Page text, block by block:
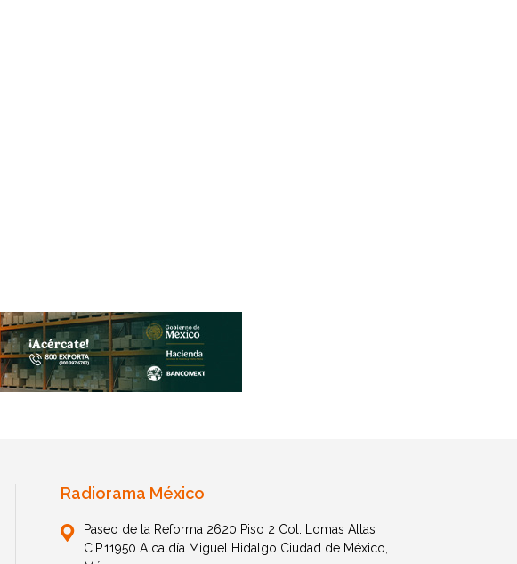
Radiorama México
Paseo de la Reforma 2620 Piso 2 Col. Lomas Altas
C.P.11950 Alcaldía Miguel Hidalgo Ciudad de México,